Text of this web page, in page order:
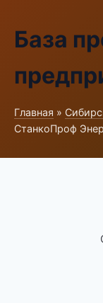
База
Главная »
СтанкоПроф